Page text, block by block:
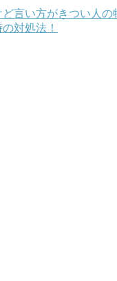
ど言い方がきつい人の
対処法！